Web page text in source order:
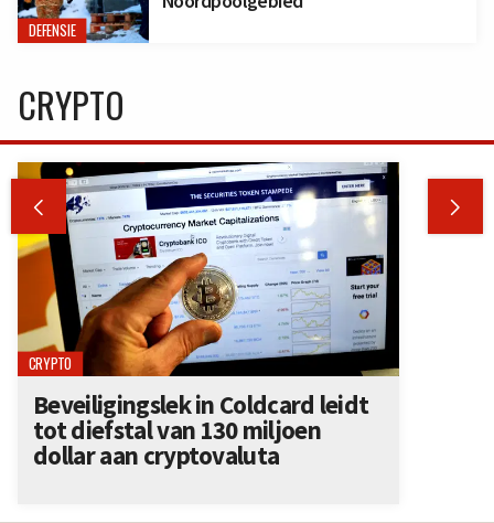
DEFENSIE
CRYPTO
 
CRYPTO
Beveiligingslek in Coldcard leidt
tot diefstal van 130 miljoen
dollar aan cryptovaluta